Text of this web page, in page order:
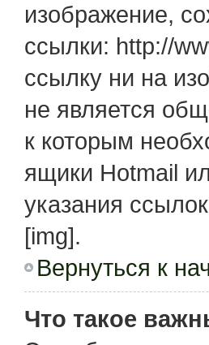
изображение,
ссылки: http://
ссылку ни на
не является
к которым
ящики Hotmail
указания
[img].
Вернуться к
Что такое